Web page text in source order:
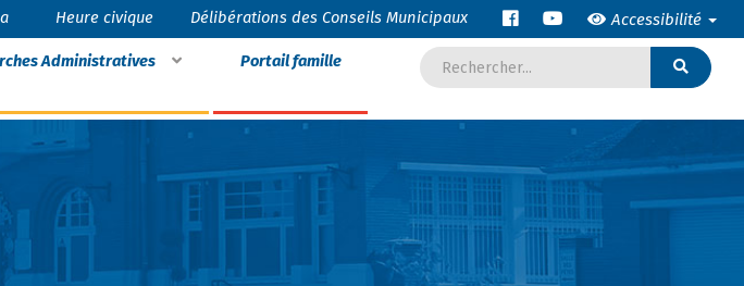
Heure civique Délibérations des Conseils Municipaux Accessibilité
Administratives Portail famille